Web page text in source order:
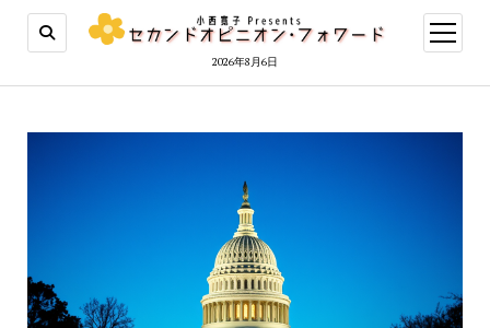
2026年8月6日
open
menu